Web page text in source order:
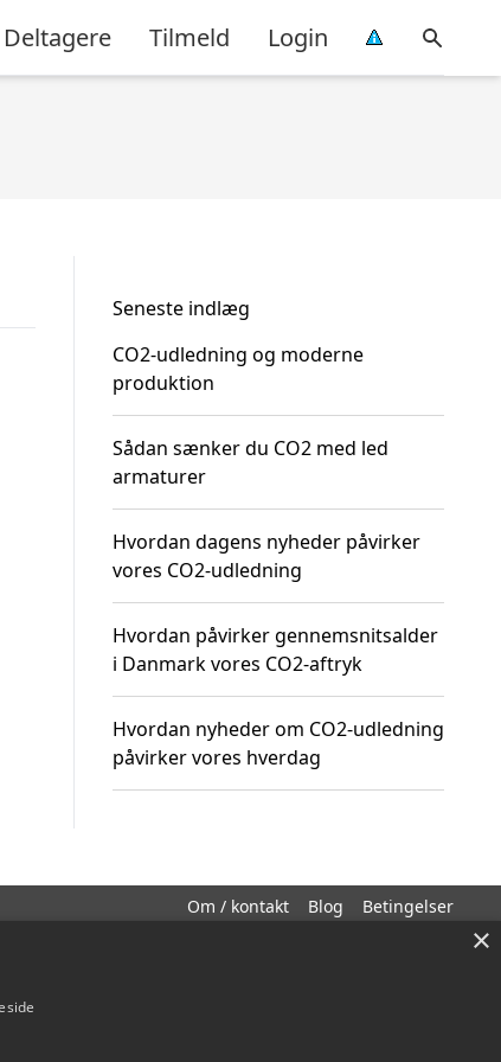
Deltagere Tilmeld Login
Seneste indlæg
CO2-udledning og moderne
produktion
Sådan sænker du CO2 med led
armaturer
Hvordan dagens nyheder påvirker
vores CO2-udledning
Hvordan påvirker gennemsnitsalder
i Danmark vores CO2-aftryk
Hvordan nyheder om CO2-udledning
påvirker vores hverdag
Om / kontakt Blog Betingelser
×